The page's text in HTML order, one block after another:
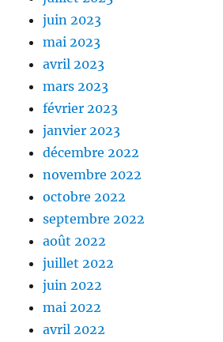
juin 2023
mai 2023
avril 2023
mars 2023
février 2023
janvier 2023
décembre 2022
novembre 2022
octobre 2022
septembre 2022
août 2022
juillet 2022
juin 2022
mai 2022
avril 2022